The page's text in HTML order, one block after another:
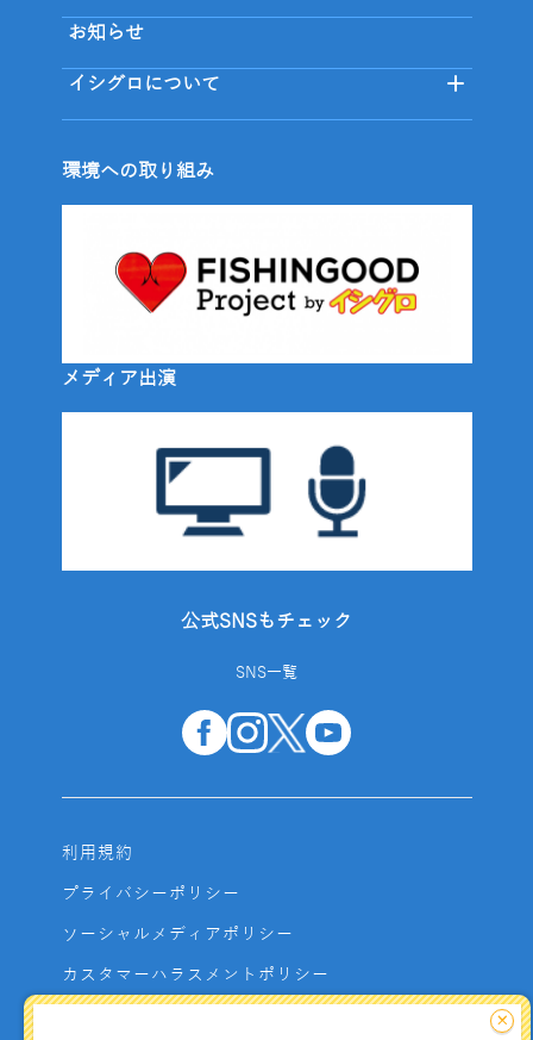
お知らせ
イシグロについて
環境への取り組み
メディア出演
公式SNSもチェック
SNS一覧
利用規約
プライバシーポリシー
ソーシャルメディアポリシー
カスタマーハラスメントポリシー
×